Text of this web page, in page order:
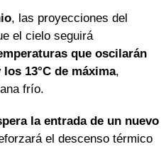
, las proyecciones del
el cielo seguirá
que oscilarán
13°C de máxima,
frío.
la entrada de un nuevo
el descenso térmico